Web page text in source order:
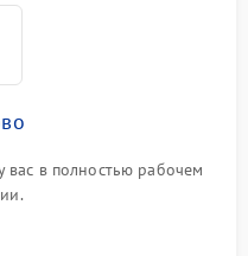
в полностью рабочем